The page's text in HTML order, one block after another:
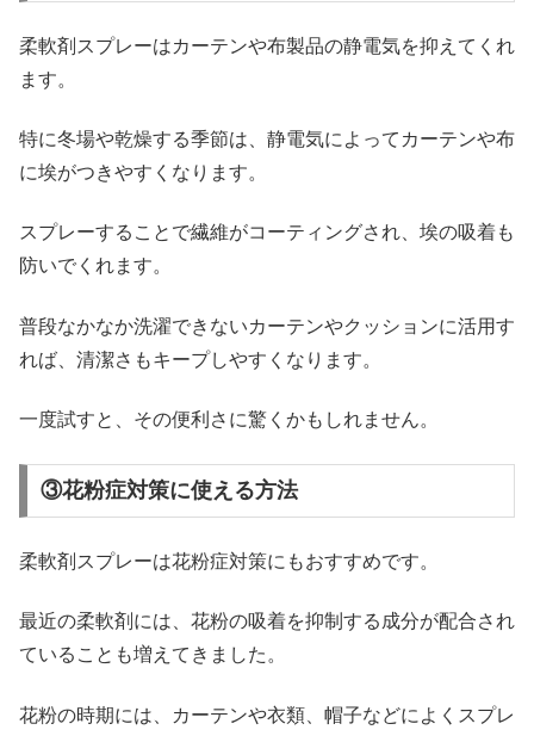
柔軟剤スプレーはカーテンや布製品の静電気を抑えてくれ
ます。
特に冬場や乾燥する季節は、静電気によってカーテンや布
に埃がつきやすくなります。
スプレーすることで繊維がコーティングされ、埃の吸着も
防いでくれます。
普段なかなか洗濯できないカーテンやクッションに活用す
れば、清潔さもキープしやすくなります。
一度試すと、その便利さに驚くかもしれません。
③花粉症対策に使える方法
柔軟剤スプレーは花粉症対策にもおすすめです。
最近の柔軟剤には、花粉の吸着を抑制する成分が配合され
ていることも増えてきました。
花粉の時期には、カーテンや衣類、帽子などによくスプレ